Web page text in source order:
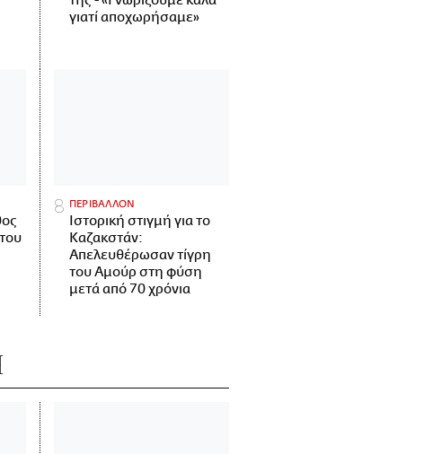
γιατί αποχωρήσαμε»
ΠΕΡΙΒΑΛΛΟΝ
Ιστορική στιγμή για το
Καζακστάν:
Απελευθέρωσαν τίγρη
του Αμούρ στη φύση
μετά από 70 χρόνια